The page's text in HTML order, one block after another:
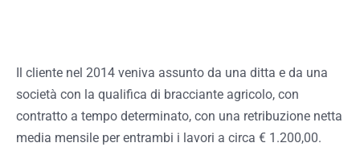
Il cliente nel 2014 veniva assunto da una ditta e da una
società con la qualifica di bracciante agricolo, con
contratto a tempo determinato, con una retribuzione netta
media mensile per entrambi i lavori a circa € 1.200,00.